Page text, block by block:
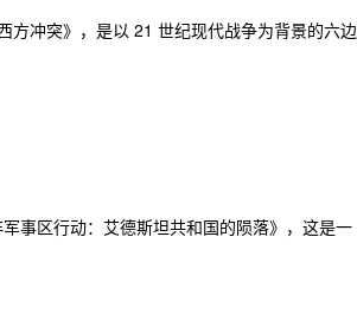
方冲突》，是以 21 世纪现代战争为背景的六边
事区行动：艾德斯坦共和国的陨落》，这是一